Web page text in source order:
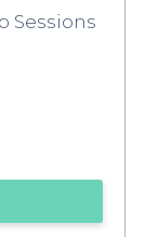
Sessions